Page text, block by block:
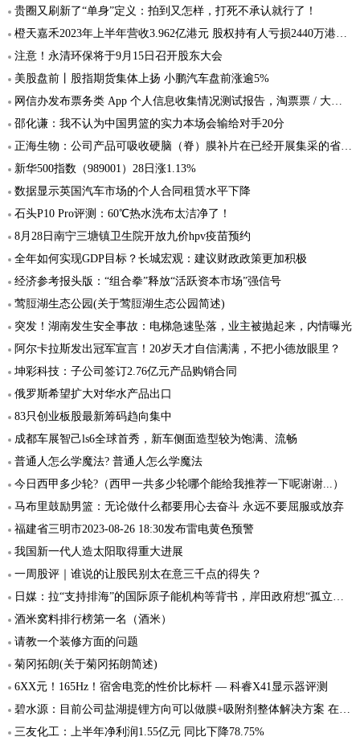
贵圈又刷新了“单身”定义：拍到又怎样，打死不承认就行了！
橙天嘉禾2023年上半年营收3.962亿港元 股权持有人亏损2440万港元同比大幅增长
注意！永清环保将于9月15日召开股东大会
美股盘前丨股指期货集体上扬 小鹏汽车盘前涨逾5%
网信办发布票务类 App 个人信息收集情况测试报告，淘票票 / 大麦 / 猫眼 / 摩天轮票务受测
邵化谦：我不认为中国男篮的实力本场会输给对手20分
正海生物：公司产品可吸收硬脑（脊）膜补片在已经开展集采的省份全部中标
新华500指数（989001）28日涨1.13%
数据显示英国汽车市场的个人合同租赁水平下降
石头P10 Pro评测：60℃热水洗布太洁净了！
8月28日南宁三塘镇卫生院开放九价hpv疫苗预约
全年如何实现GDP目标？长城宏观：建议财政政策更加积极
经济参考报头版：“组合拳”释放“活跃资本市场”强信号
莺脰湖生态公园(关于莺脰湖生态公园简述)
突发！湖南发生安全事故：电梯急速坠落，业主被抛起来，内情曝光
阿尔卡拉斯发出冠军宣言！20岁天才自信满满，不把小德放眼里？
坤彩科技：子公司签订2.76亿元产品购销合同
俄罗斯希望扩大对华水产品出口
83只创业板股最新筹码趋向集中
成都车展智己ls6全球首秀，新车侧面造型较为饱满、流畅
普通人怎么学魔法? 普通人怎么学魔法
今日西甲多少轮?（西甲一共多少轮哪个能给我推荐一下呢谢谢...）
马布里鼓励男篮：无论做什么都要用心去奋斗 永远不要屈服或放弃
福建省三明市2023-08-26 18:30发布雷电黄色预警
我国新一代人造太阳取得重大进展
一周股评｜谁说的让股民别太在意三千点的得失？
日媒：拉“支持排海”的国际原子能机构等背书，岸田政府想“孤立中国”
酒米窝料排行榜第一名（酒米）
请教一个装修方面的问题
菊冈拓朗(关于菊冈拓朗简述)
6XX元！165Hz！宿舍电竞的性价比标杆 — 科睿X41显示器评测
碧水源：目前公司盐湖提锂方向可以做膜+吸附剂整体解决方案 在工业零排放方面拿到几个订单
三友化工：上半年净利润1.55亿元 同比下降78.75%